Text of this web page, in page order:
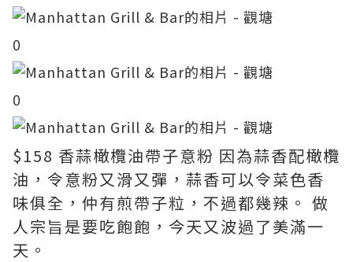
0
0
$158 香蒜橄欖油帶子意粉 因為蒜香配橄欖
油，令意粉又滑又彈，蒜香可以令菜色香
味俱全，仲有煎帶子粒，不過都幾辣。 做
人宗旨是要吃飽飽，今天又波過了美滿一
天。